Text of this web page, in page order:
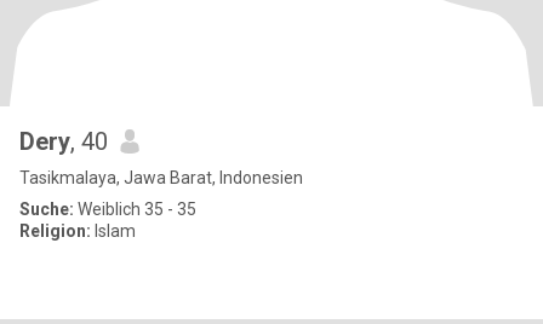
Dery, 40
Tasikmalaya, Jawa Barat, Indonesien
Suche: Weiblich 35 - 35
Religion: Islam